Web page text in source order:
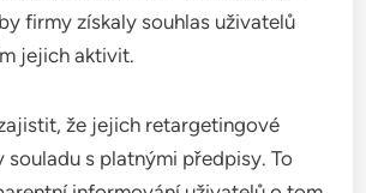
několika výzvám, které mohou
a návratnost investic. Mezi
a dodržování regulací, které se